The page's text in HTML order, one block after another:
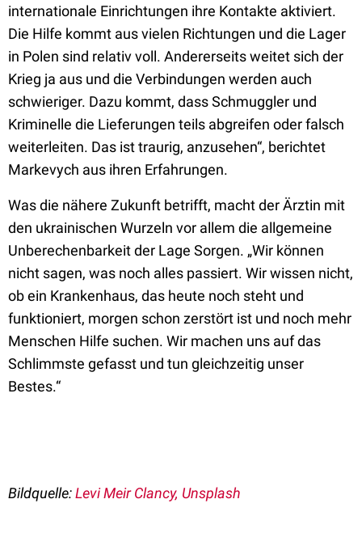
internationale Einrichtungen ihre Kontakte aktiviert.
Die Hilfe kommt aus vielen Richtungen und die Lager
in Polen sind relativ voll. Andererseits weitet sich der
Krieg ja aus und die Verbindungen werden auch
schwieriger. Dazu kommt, dass Schmuggler und
Kriminelle die Lieferungen teils abgreifen oder falsch
weiterleiten. Das ist traurig, anzusehen“, berichtet
Markevych aus ihren Erfahrungen.
Was die nähere Zukunft betrifft, macht der Ärztin mit
den ukrainischen Wurzeln vor allem die allgemeine
Unberechenbarkeit der Lage Sorgen. „Wir können
nicht sagen, was noch alles passiert. Wir wissen nicht,
ob ein Krankenhaus, das heute noch steht und
funktioniert, morgen schon zerstört ist und noch mehr
Menschen Hilfe suchen. Wir machen uns auf das
Schlimmste gefasst und tun gleichzeitig unser
Bestes.“
Bildquelle:Levi Meir Clancy, Unsplash